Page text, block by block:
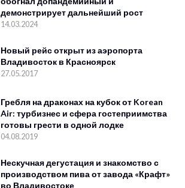
демонстрирует дальнейший рост
14.03.2024
Новый рейс открыт из аэропорта
Владивосток в Красноярск
27.05.2017
Гребля на драконах на кубок от Korean
Air: турбизнес и сфера гостеприимства
готовы грести в одной лодке
04.08.2019
Нескучная дегустация и знакомство с
производством пива от завода «Крафт»
во Владивостоке